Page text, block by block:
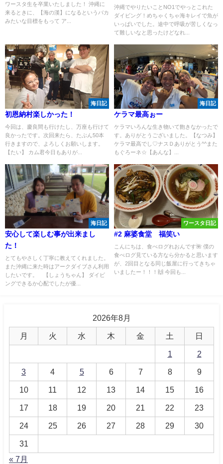
ワースタ生を卒業いたしました！ 沖縄に
来るときに、【海の漢】になるというバカ
みたいな目標をもって ア...
沖縄でやりたいことNO1でやっとこれた
ダイビング！めちゃくちゃ海キレイで魚が
いっぱいでした。途中で呼吸が苦しくなっ
て難しいなと思ったけどなれ...
海日記
初恩納村楽しかった！
今回は、慶良間も行けたし、万座も行けて
良かったです。次回来たら、たぶん50本
行きますので、よろしくお願いします。
【たい】 カム君今日もありが...
海日記
ケラマ最高ぉー
ケラマいろんな生き物いて飽きなかったで
す。ありがとうございました。【なつみ】
ケラマ最高でし♡ナスＤありがとう^^また
もぐろーネ☆【あんな】...
海日記
安心して楽しむ事が出来まし
た！
とてもやさしく丁寧に教えてくれました。
また沖縄に来た時はアークダイブさん利用
したいです。 【しょうちゃん】 ダイビ
ングできるか心配でしたが優...
ワースタ日記
#2 麻婆食堂 福笑い
こんにちは、食べログれおんです🌺 僕の
食べログ見ている方なら分かると思います
が、2回目となる同じ飯屋に行ってきちゃ
いましたー！！！🙌 今回も...
2026年8月
月 火 水 木 金 土 日
1 2
3 4 5 6 7 8 9
10 11 12 13 14 15 16
17 18 19 20 21 22 23
24 25 26 27 28 29 30
31
« 7月